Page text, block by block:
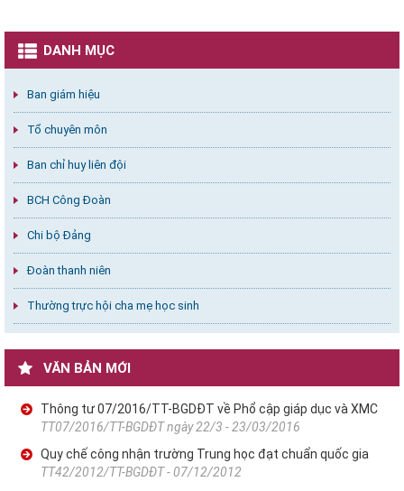
DANH MỤC
Ban giám hiệu
Tổ chuyên môn
Ban chỉ huy liên đội
BCH Công Đoàn
Chi bộ Đảng
Đoàn thanh niên
Thường trực hội cha mẹ học sinh
VĂN BẢN MỚI
Thông tư 07/2016/TT-BGDĐT về Phổ cập giáp dục và XMC
TT07/2016/TT-BGDĐT ngày 22/3 - 23/03/2016
Quy chế công nhận trường Trung học đạt chuẩn quốc gia
TT42/2012/TT-BGDĐT - 07/12/2012